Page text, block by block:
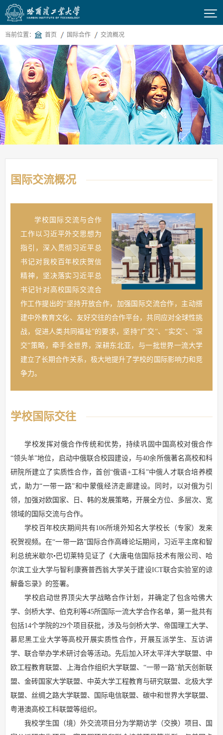

当前位置： 首页 国际合作 交流概况
国际交流概况
学校国际交流与合作
工作以习近平外交思想为
指引，深入贯彻习近平总
书记对我校百年校庆贺信
精神，坚决落实习近平总
书记针对高校国际交流合
作工作提出的“坚持开放合作，加强国际交流合作，主动搭
建中外教育文化、友好交往的合作平台，共同应对全球性挑
战，促进人类共同福祉”的要求，坚持“广交”、“实交”、“深
交”策略，牵手全世界，深耕东北亚，与一批世界一流大学
建立了长期合作关系，极大地提升了学校的国际影响力和竞
争力。
学校国际交往
学校发挥对俄合作传统和优势，持续巩固中国高校对俄合作
“领头羊”地位，启动中俄联合校园建设，与40余所俄著名高校和科
研院所建立了实质性合作，首创“俄语+工科”中俄人才联合培养模
式，助力“一带一路”和中蒙俄经济走廊建设。同时，以对俄为引
领，加强对欧国家、日、韩的发展策略，开展全方位、多层次、宽
领域的国际交流与合作。
学校百年校庆期间共有106所境外知名大学校长（专家）发来
祝贺视频。在“一带一路”国际合作高峰论坛期间，习近平主席和智
利总统米歇尔•巴切莱特见证了《大唐电信国际技术有限公司、哈
尔滨工业大学与智利康赛普西翁大学关于建设ICT联合实验室的谅
解备忘录》的签署。
学校启动世界顶尖大学战略合作计划，并确定了包含哈佛大
学、剑桥大学、伯克利等45所国际一流大学合作名单，第一批共有
包括14个学院的29个项目获批，涉及与剑桥大学、帝国理工大学、
慕尼黑工业大学等高校开展实质性合作，开展互派学生、互访讲
学、联合举办学术研讨会等活动。先后加入环太平洋大学联盟、中
欧工程教育联盟、上海合作组织大学联盟、“一带一路”航天创新联
盟、金砖国家大学联盟、中英大学工程教育与研究联盟、北极大学
联盟、丝绸之路大学联盟、国际电信联盟、碳中和世界大学联盟、
粤港澳高校工科联盟等组织。
我校学生国（境）外交流项目分为学期访学（交换）项目、国